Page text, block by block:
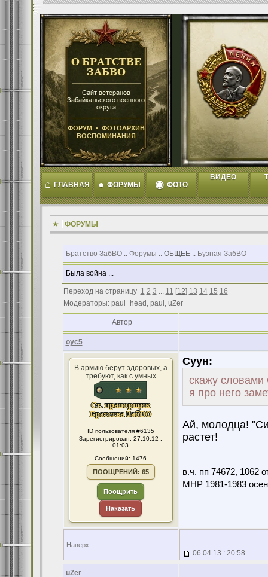
⌂ ГЛАВНАЯ ● ФОРУМЫ ◉ ФОТО
ВИДЕО
ФОРУМЫ
Братство ЗабВО:: Форумы :: ОБЩЕЕ :: Бузная ЗабВО
Была война ...
Переход на страницу 1 2 3 ... 11 [12] 13 14 15 16
Модераторы: paul_head, paul, uZer
Автор
оус5
В армию берут здоровых, а
требуют, как с умных
ID пользователя #6135
Зарегистрирован: 27.10.12 :
01:03
Сообщений: 1476
ПООЩРЕНИЙ: 65
Поощрить
Наказать
Суун:
скажу
я про него
Ай, молодца!
растет!
в.ч. пп 74672, 1062
МНР 1981-1983
Наверх
06.04.13 : 20:58
uZer